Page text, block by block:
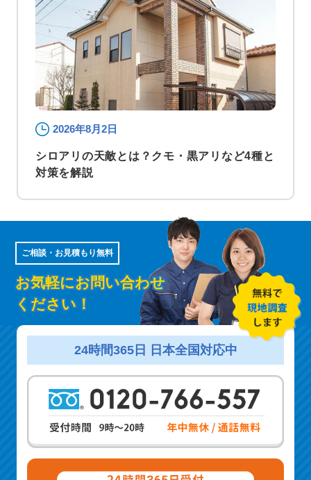
2026年8月2日
シロアリの天敵とは？クモ・黒アリなど4種と
対策を解説
ご相談・お見積もり無料
お気軽にお問い合わせ
ください！
24時間365日 日本全国対応中